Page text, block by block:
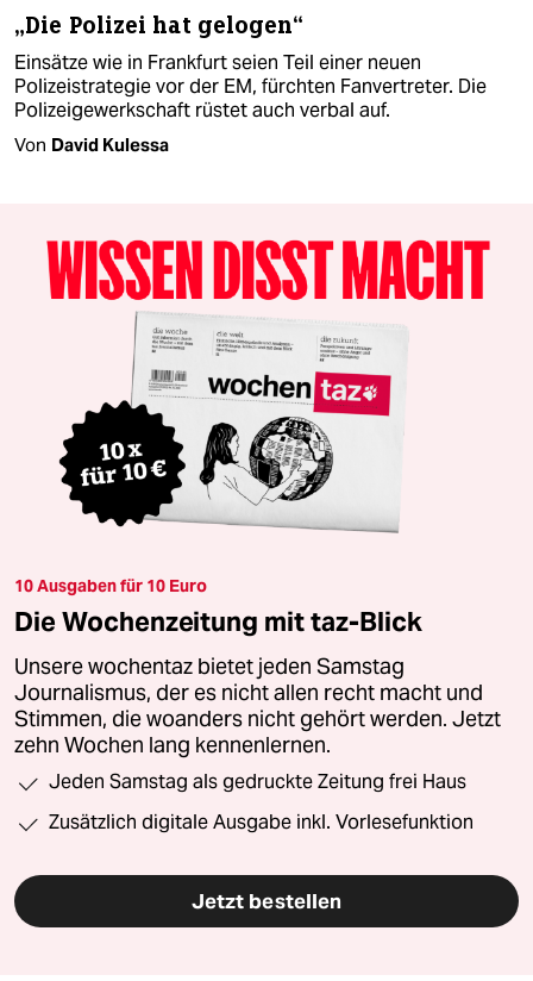
„Die Polizei hat gelogen“
Einsätze wie in Frankfurt seien Teil einer neuen
Polizeistrategie vor der EM, fürchten Fanvertreter. Die
Polizeigewerkschaft rüstet auch verbal auf.
Von David Kulessa
10 Ausgaben für 10 Euro
Die Wochenzeitung mit taz-Blick
Unsere wochentaz bietet jeden Samstag
Journalismus, der es nicht allen recht macht und
Stimmen, die woanders nicht gehört werden. Jetzt
zehn Wochen lang kennenlernen.
Jeden Samstag als gedruckte Zeitung frei Haus
Zusätzlich digitale Ausgabe inkl. Vorlesefunktion
Jetzt bestellen